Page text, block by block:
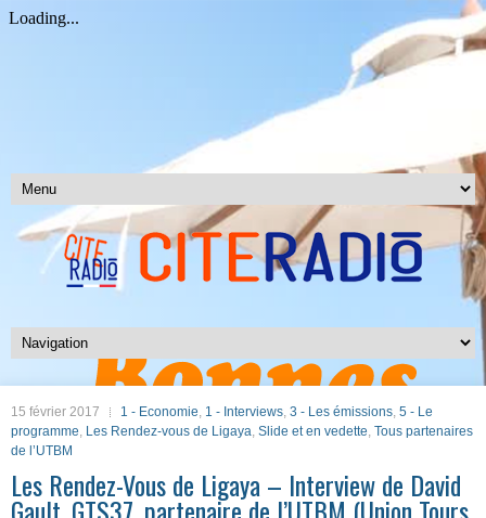
15 février 2017 1 - Economie, 1 - Interviews, 3 - Les émissions, 5 - Le
programme, Les Rendez-vous de Ligaya, Slide et en vedette, Tous partenaires
de l’UTBM
Les Rendez-Vous de Ligaya – Interview de David